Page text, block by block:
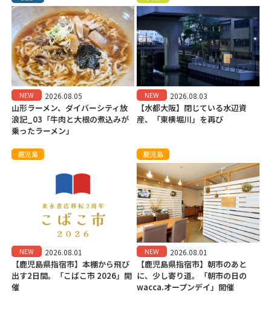
NEW 2026.08.05
山形ラーメン、ダイバーシティ放
浪記_03「牛肉と大根の煮込みが
乗ったラーメン」
NEW 2026.08.03
【水都大阪】閉じている水辺資
産、「東横堀川」を再び
鹿児島
NEW 2026.08.01
【鹿児島県指宿市】本棚から飛び
出す2日間。「こばこ市 2026」開
催
鹿児島
NEW 2026.08.01
【鹿児島県指宿市】朝市のあと
に、少し寄り道。「朝市の日の
wacca.オープンデイ」開催